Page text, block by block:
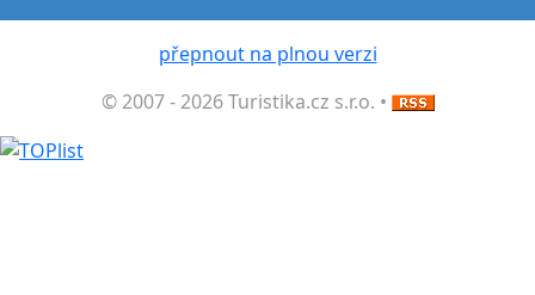
přepnout na plnou verzi
© 2007 - 2026 Turistika.cz s.r.o. •